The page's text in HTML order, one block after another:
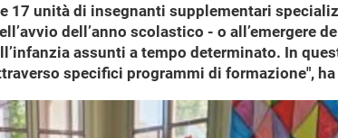
17 unità di insegnanti supplementari
dell’anno scolastico - o all’emergere
assunti a tempo determinato. In
specifici programmi di formazione",